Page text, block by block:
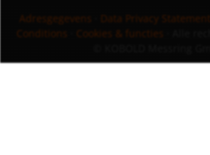
Adresgegevens
Data Privacy Statement
Conditions
Cookies & functies